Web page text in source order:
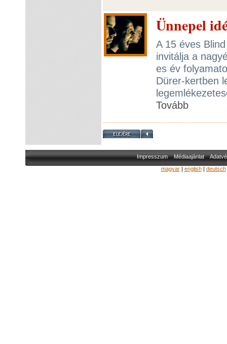
Ünnepel
A 15 éves
invitálja a
es év
Dürer-kertben
Tovább
Impresszum Médiaajánlat
magyar| english| deutsch